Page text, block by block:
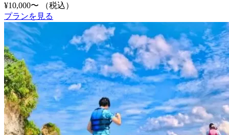
¥10,000〜
（税込）
プランを見る